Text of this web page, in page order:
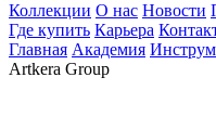
Коллекции О нас Новости
Где купить Карьера
Главная Академия
Artkera Group